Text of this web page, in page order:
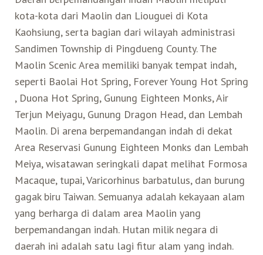
Agen Perjalanan
Mata Air Panas
LOHAS
Ekowisata
Budaya & Warisan
Wisata Senior
Wisata Yang Dapat Diakses
Tur Bis Wisata
Wisata Alam – Scenic Spot
Taiwan Tips
Teh Kelas Dunia
Bis
U-Bike
Mobil
Atraksi Taiwan Bagian Timur
Atraksi Taiwan Bagian Tengah
Atraksi Taiwan Bagian Selatan
Atraksi Kepulauan di Pesisir Pantai
Search for:
kota-kota dari Maolin dan Liouguei di Kota
Kaohsiung, serta bagian dari wilayah administrasi
Sandimen Township di Pingdueng County. The
Maolin Scenic Area memiliki banyak tempat indah,
seperti Baolai Hot Spring, Forever Young Hot Spring
, Duona Hot Spring, Gunung Eighteen Monks, Air
Terjun Meiyagu, Gunung Dragon Head, dan Lembah
Maolin. Di arena berpemandangan indah di dekat
Area Reservasi Gunung Eighteen Monks dan Lembah
Meiya, wisatawan seringkali dapat melihat Formosa
Macaque, tupai, Varicorhinus barbatulus, dan burung
gagak biru Taiwan. Semuanya adalah kekayaan alam
yang berharga di dalam area Maolin yang
berpemandangan indah. Hutan milik negara di
daerah ini adalah satu lagi fitur alam yang indah.